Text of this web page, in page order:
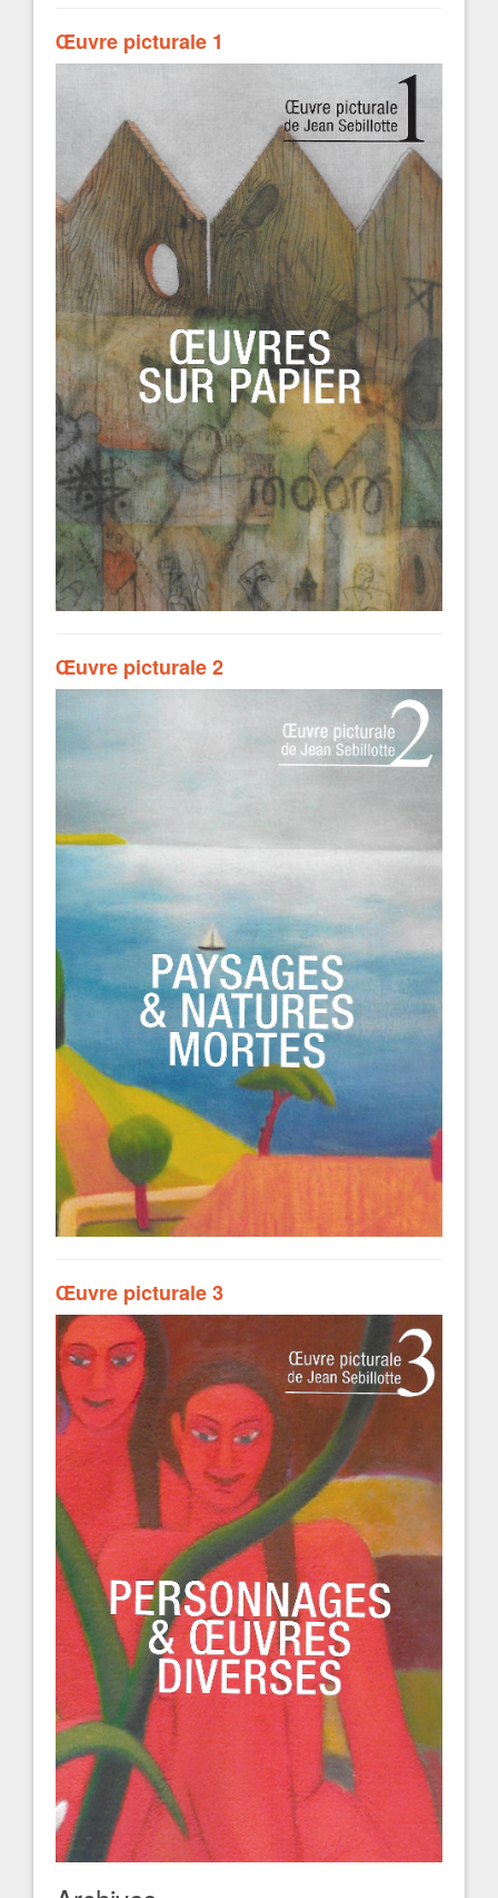
Œuvre picturale 1
Œuvre picturale 2
Œuvre picturale 3